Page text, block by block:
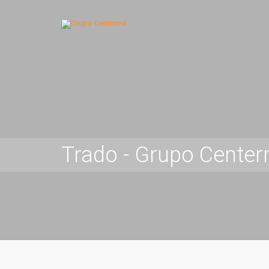
Trado - Grupo